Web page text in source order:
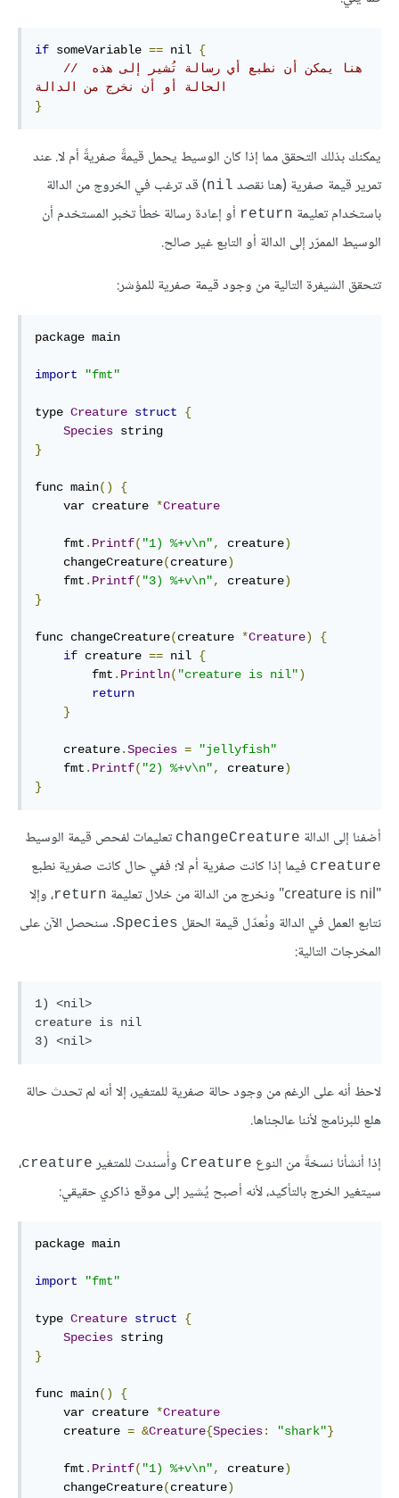
if someVariable == nil {
// هنا يمكن أن نطبع أي رسالة تُشير إلى هذه
الحالة أو أن نخرج من الدالة
}
يمكنك بذلك التحقق مما إذا كان الوسيط يحمل قيمةً صفريةً أم لا. عند
تمرير قيمة صفرية (هنا نقصد nil) قد ترغب في الخروج من الدالة
باستخدام تعليمة return أو إعادة رسالة خطأ تخبر المستخدم أن
الوسيط الممرّر إلى الدالة أو التابع غير صالح.
تتحقق الشيفرة التالية من وجود قيمة صفرية للمؤشر:
package main
import "fmt"
type Creature struct
{
Species
}
func main()
{
    var creature
*Creature
    fmt
. Printf( "1) %+v\n", creature)
    changeCreature
(creature)
    fmt
. Printf( "3) %+v\n", creature)
}
func changeCreature(creature *Creature)
{
if creature == nil {
        fmt
. Println( "creature is nil")
return
}
    creature
.Species =
"jellyfish"
    fmt
. Printf( "2) %+v\n", creature)
}
أضفنا إلى الدالة changeCreature تعليمات لفحص قيمة الوسيط
creature فيما إذا كانت صفرية أم لا؛ ففي حال كانت صفرية نطبع
"creature is nil" ونخرج من الدالة من خلال تعليمة
return، وإلا
نتابع العمل في الدالة ونُعدّل قيمة الحقل Species. سنحصل الآن على
المخرجات التالية:
1) <nil>
creature is nil
لاحظ أنه على الرغم من وجود حالة صفرية للمتغير، إلا أنه لم تحدث حالة
هلع للبرنامج لأننا عالجناها.
إذا أنشأنا نسخةً من النوع Creature وأُسندت للمتغير creature،
سيتغير الخرج بالتأكيد، لأنه أصبح يُشير إلى موقع ذاكري حقيقي:
package main
import "fmt"
type Creature struct
{
Species
}
func main()
{
    var creature
*Creature
    creature
= &Creature{Species: "shark"}
    fmt
. Printf( "1) %+v\n", creature)
    changeCreature
(creature)